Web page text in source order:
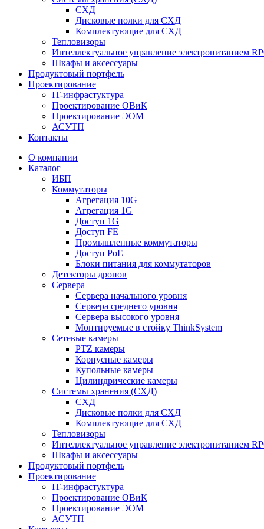
СХД
Дисковые полки для СХД
Комплектующие для СХД
Тепловизоры
Интеллектуальное управление электропитанием
Шкафы и аксессуары
Продуктовый портфель
Проектирование
IT-инфрастуктура
Проектирование ОВиК
Проектирование ЭОМ
АСУТП
Контакты
О компании
Каталог
ИБП
Коммутаторы
Агрегация 10G
Агрегация 1G
Доступ 1G
Доступ FE
Промышленные коммутаторы
Доступ PoE
Блоки питания для коммутаторов
Детекторы дронов
Сервера
Сервера начального уровня
Сервера среднего уровня
Сервера высокого уровня
Монтируемые в стойку ThinkSystem
Сетевые камеры
PTZ камеры
Корпусные камеры
Купольные камеры
Цилиндрические камеры
Системы хранения (СХД)
СХД
Дисковые полки для СХД
Комплектующие для СХД
Тепловизоры
Интеллектуальное управление электропитанием
Шкафы и аксессуары
Продуктовый портфель
Проектирование
IT-инфрастуктура
Проектирование ОВиК
Проектирование ЭОМ
АСУТП